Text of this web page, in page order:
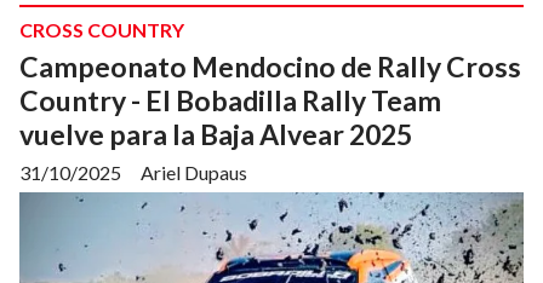
Campeonato Mendocino de Rally Cross
Country - El Bobadilla Rally Team
vuelve para la Baja Alvear 2025
Ariel Dupaus
CROSS COUNTRY
31/10/2025